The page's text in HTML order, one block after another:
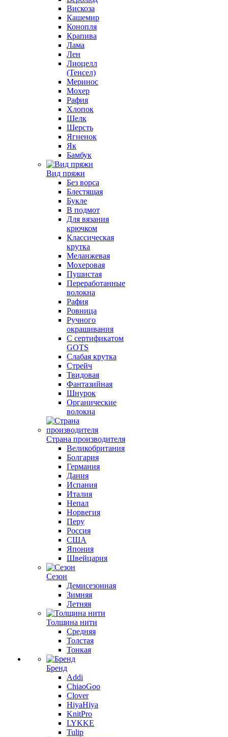
Вискоза
Кашемир
Конопля
Крапива
Лама
Лен
Лиоцелл
(Тенсел)
Меринос
Мохер
Рафия
Хлопок
Шелк
Шерсть
Ягненок
Як
Бамбук
Вид пряжи
Без ворса
Блестящая
Букле
В подмот
Для вязания
крючком
Классическая
крутка
Меланжевая
Мохеровая
Пушистая
Переработанные
волокна
Рафия
Ровница
Ручного
окрашивания
С сертификатом
GOTS
Слабая крутка
Стрейч
Твидовая
Фантазийная
Шнурок
Органические
волокна
Страна производителя
Великобритания
Болгария
Германия
Дания
Испания
Италия
Непал
Норвегия
Перу
Россия
США
Япония
Швейцария
Сезон
Демисезонная
Зимняя
Летняя
Толщина нити
Средняя
Толстая
Тонкая
Бренд
Addi
ChiaoGoo
Clover
HiyaHiya
KnitPro
LYKKE
Tulip